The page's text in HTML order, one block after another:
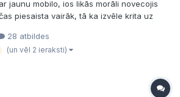
jaunu mobilo, ios likās morāli novecojis
piesaista vairāk, tā ka izvēle krita uz
ir pārāks... jo S3 lielais ekrāns plīsa pie
pat no visnotaļ zem...
28 atbildes
(un vēl 2 ieraksti)